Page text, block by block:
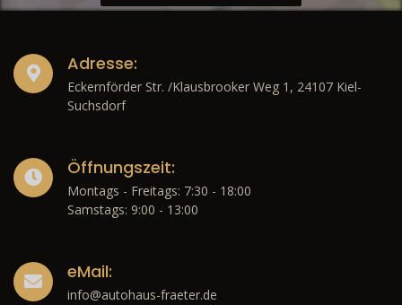
Adresse:
Eckernförder Str. /Klausbrooker Weg 1, 24107 Kiel-
Suchsdorf
Öffnungszeit:
Montags - Freitags: 7:30 - 18:00
Samstags: 9:00 - 13:00
eMail:
info@autohaus-fraeter.de